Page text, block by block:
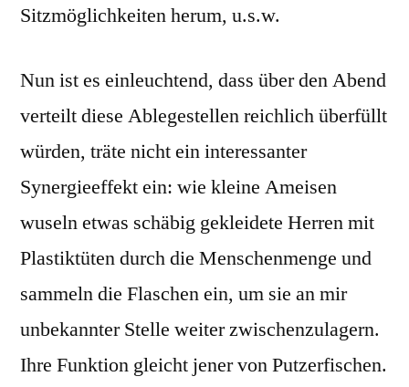
Sitzmöglichkeiten herum, u.s.w.
Nun ist es einleuchtend, dass über den Abend
verteilt diese Ablegestellen reichlich überfüllt
würden, träte nicht ein interessanter
Synergieeffekt ein: wie kleine Ameisen
wuseln etwas schäbig gekleidete Herren mit
Plastiktüten durch die Menschenmenge und
sammeln die Flaschen ein, um sie an mir
unbekannter Stelle weiter zwischenzulagern.
Ihre Funktion gleicht jener von Putzerfischen.